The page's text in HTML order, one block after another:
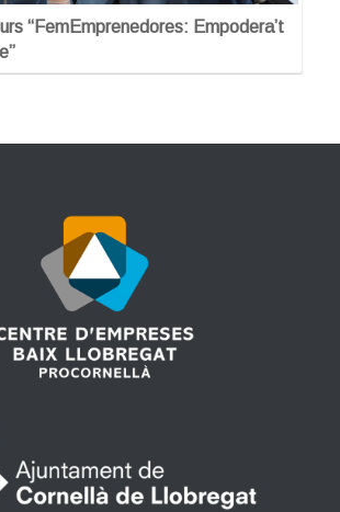
“FemEmprenedores: Empodera’t